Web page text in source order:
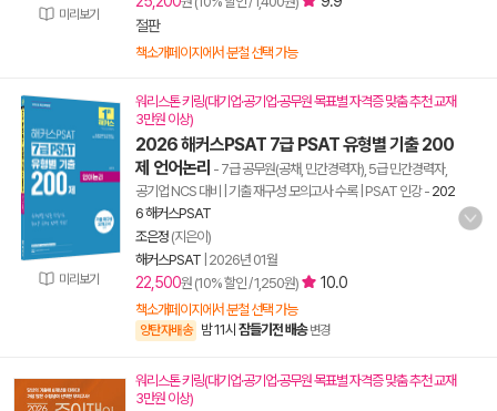
미리보기
절판
책소개페이지에서 분철 선택 가능
미리보기
워리스톤 키링(대기업·공기업·공무원 목표별 자격증 맞춤 추천 교재
3만원 이상)
2026 해커스PSAT 7급 PSAT 유형별 기출 200
제 언어논리 - 7급 공무원(공채, 민간경력자), 5급 민간경력자,
공기업 NCS 대비 | 기출 재구성 모의고사 수록 | PSAT 인강- 202
6 해커스PSAT
조은정 (지은이)
해커스PSAT 2026년 01월
22,500원 (10% 할인 / 1,250원) 10.0
책소개페이지에서 분철 선택 가능
양탄자배송 밤 11시 잠들기전 배송 변경
워리스톤 키링(대기업·공기업·공무원 목표별 자격증 맞춤 추천 교재
3만원 이상)